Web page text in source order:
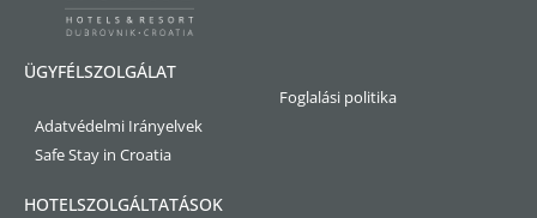
ÜGYFÉLSZOLGÁLAT
Foglalási politika
Adatvédelmi Irányelvek
Safe Stay in Croatia
HOTELSZOLGÁLTATÁSOK